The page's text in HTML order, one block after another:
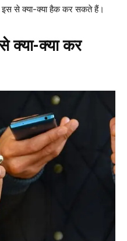
से क्या-क्या हैक कर सकते हैं।
क्या-क्या कर